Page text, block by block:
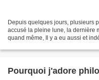
Depuis quelques jours, plusieurs
accusé la pleine lune, la dernière
quand même, Il y a eu aussi et
Pourquoi j'adore